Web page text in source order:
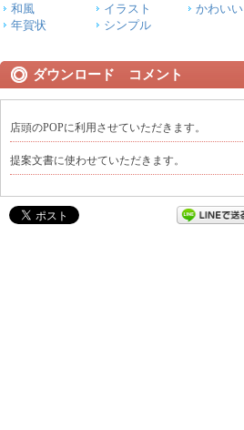
和風 イラスト かわいい
年賀状
シンプル
ダウンロード コメント
店頭のPOPに利用させていただきます。
提案文書に使わせていただきます。